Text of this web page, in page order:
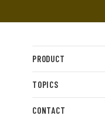
PRODUCT
TOPICS
CONTACT